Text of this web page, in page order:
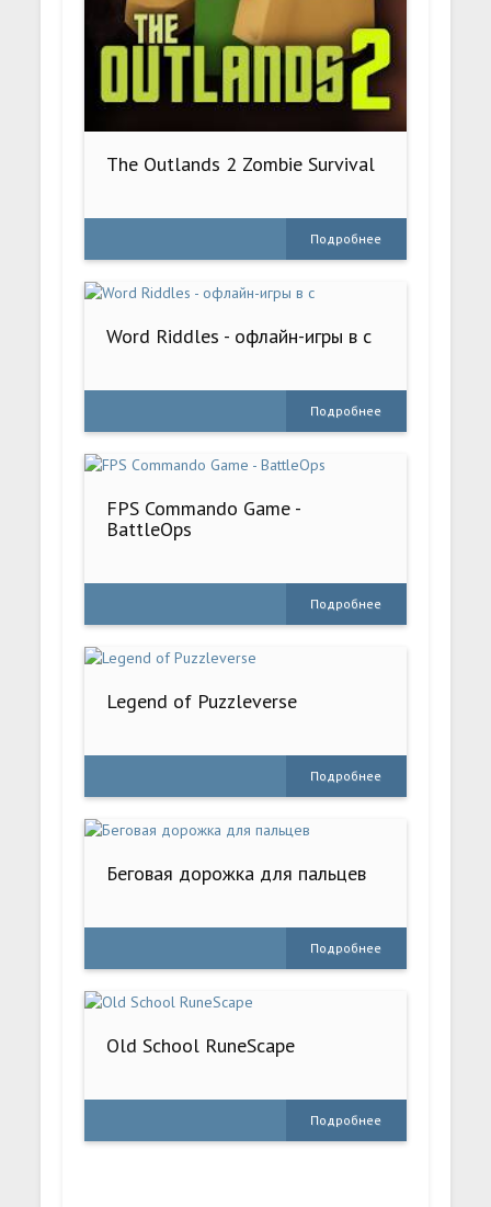
The Outlands 2 Zombie Survival
Подробнее
Word Riddles - офлайн-игры в с
Подробнее
FPS Commando Game -
BattleOps
Подробнее
Legend of Puzzleverse
Подробнее
Беговая дорожка для пальцев
Подробнее
Old School RuneScape
Подробнее